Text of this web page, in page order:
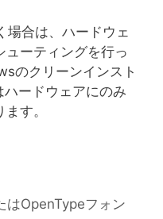
合は、ハードウェ
ューティングを行っ
のクリーンインスト
ードウェアにのみ
す。
OpenTypeフォン